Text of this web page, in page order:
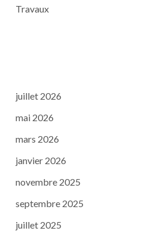
Travaux
juillet 2026
mai 2026
mars 2026
janvier 2026
novembre 2025
septembre 2025
juillet 2025